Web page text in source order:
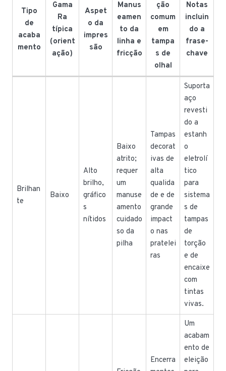
Tipo
de
acaba
mento
Gama
Ra
típica
(orient
ação)
Aspet
o da
impres
são
Manus
eamen
to da
linha e
fricção
ção
comum
em
tampa
s de
olhal
Notas
incluin
do a
frase-
chave
Brilhan
te
Baixo
Alto
brilho,
gráfico
s
nítidos
Baixo
atrito;
requer
um
manuse
amento
cuidado
so da
pilha
Tampas
decorat
ivas de
alta
qualida
de e de
grande
impact
o nas
pratelei
ras
Suporta
aço
revesti
do a
estanh
o
eletrolí
tico
para
sistema
s de
tampas
de
torção
e de
encaixe
com
tintas
vivas.
Encerra
Um
acabam
ento de
eleição